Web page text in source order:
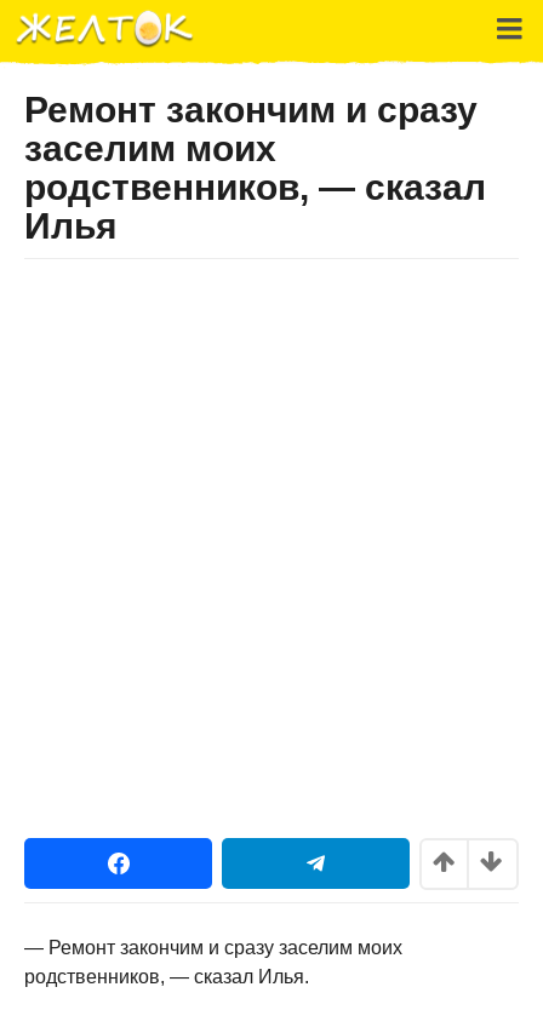
Ремонт закончим и сразу
заселим моих
родственников, — сказал
Илья
— Ремонт закончим и сразу заселим моих
родственников, — сказал Илья.